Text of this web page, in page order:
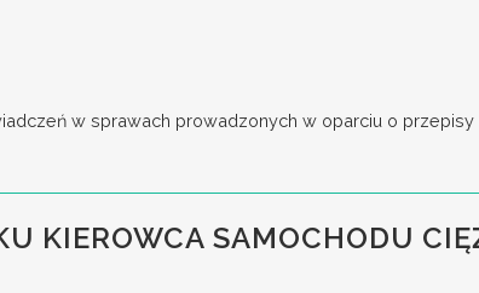
w sprawach prowadzonych w oparciu o przepisy
KIEROWCA SAMOCHODU